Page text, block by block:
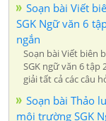
Soạn bài Viết
SGK Ngữ văn 6
ngắn
Soạn bài Viết biên
SGK ngữ văn 6
giải tất cả các câu
Soạn bài Thảo
môi trường SGK